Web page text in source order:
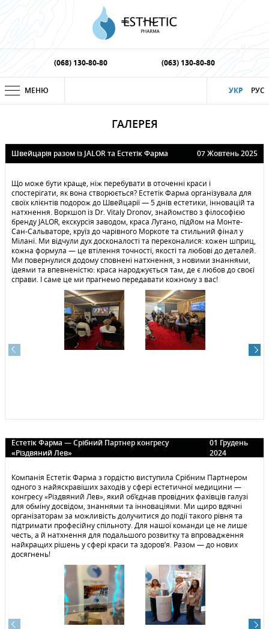
(068) 130-80-80 (063) 130-80-80
УКР РУС
МЕНЮ
ГАЛЕРЕЯ
Швейцарія разом із JALOR та Естетiк Фарма 07 Жовтень 2025
Що може бути краще, ніж перебувати в оточенні краси і
спостерігати, як вона створюється? Естетік Фарма організувала для
своїх клієнтів подорож до Швейцарії — 5 днів естетики, інновацій та
натхнення. Воркшоп із Dr. Vitaly Dronov, знайомство з філософією
бренду JALOR, екскурсія заводом, краса Лугано, підйом на Монте-
Сан-Сальваторе, круїз до чарівного Моркоте та стильний фінал у
Мілані. Ми відчули дух досконалості та переконалися: кожен шприц,
кожна формула — це втілення точності, якості та любові до деталей.
Ми повернулися додому сповнені натхнення, з новими знаннями,
ідеями та впевненістю: краса народжується там, де є любов до своєї
справи. І саме це ми прагнемо передавати кожному з вас!
Естетiк Фарма — Срібний Партнер конгресу
«Різдвяний Лев»
01 Грудень
2024
Компанія Естетiк Фарма з гордістю виступила Срібним Партнером
одного з найяскравіших заходів у сфері естетичної медицини —
конгресу «Різдвяний Лев», який об’єднав провідних фахівців галузі
для обміну досвідом, знаннями та інноваціями. Ми щиро вдячні
організаторам за можливість долучитися до події такого рівня та
підтримати професійну спільноту. Для нашої команди це не лише
честь, а й натхнення для подальшого розвитку та впровадження
найкращих рішень у сфері краси та здоров’я. Разом — до нових
досягнень!